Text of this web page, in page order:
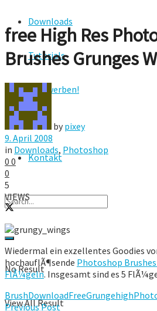
Downloads
Tutorials
Hier werben!
FAQ
Kontakt
No Result
View All Result
free High Res
Brushes Grunges
by pixey
9. April 2008
in Downloads, Photoshop
0 0
0
5
VIEWS
Wiedermal ein exzellentes Goodies
hochauflÃ¶sende Photoshop
FlÃ¼geln. Insgesamt sind es 5
BrushDownloadFreeGrungehigh
Previous Post